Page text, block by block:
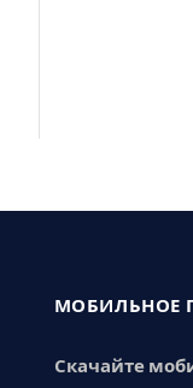
МОБИЛЬНОЕ
Скачайте